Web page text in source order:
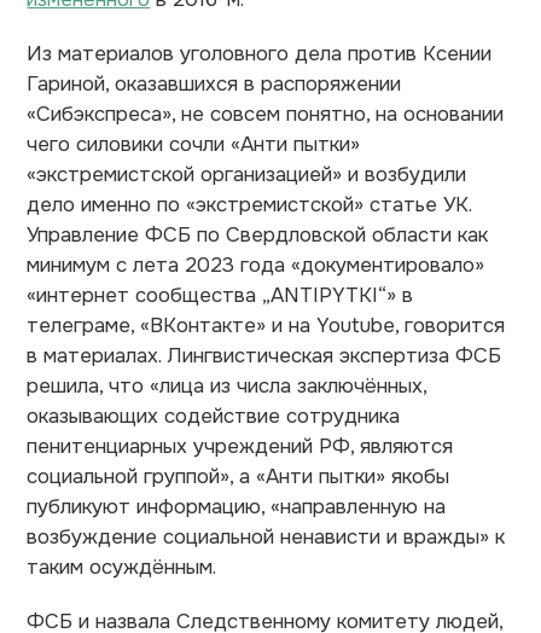
Из материалов уголовного дела против Ксении
Гариной, оказавшихся в распоряжении
«Сибэкспреса», не совсем понятно, на основании
чего силовики сочли «Анти пытки»
«экстремистской организацией» и возбудили
дело именно по «экстремистской» статье УК.
Управление ФСБ по Свердловской области как
минимум с лета 2023 года «документировало»
«интернет сообщества „ANTIPYTKI“» в
телеграме, «ВКонтакте» и на Youtube, говорится
в материалах. Лингвистическая экспертиза ФСБ
решила, что «лица из числа заключённых,
оказывающих содействие сотрудника
пенитенциарных учреждений РФ, являются
социальной группой», а «Анти пытки» якобы
публикуют информацию, «направленную на
возбуждение социальной ненависти и вражды» к
таким осуждённым.
ФСБ и назвала Следственному комитету людей,